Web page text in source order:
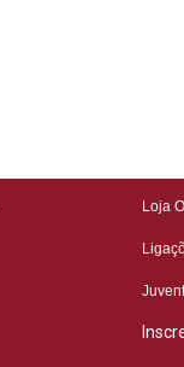
Loja